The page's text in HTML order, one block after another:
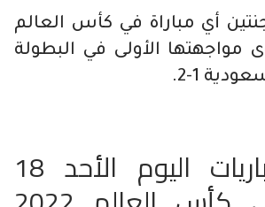
أي مباراة في كأس العالم
سوى مواجهتها الأولى في البطولة
1-2.
مواعيد مباريات اليوم الأحد 18